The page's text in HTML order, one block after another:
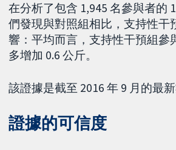
在分析了包含 1,945 名參與者的
們發現與對照組相比，支持性干
響：平均而言，支持性干預組參
多增加 0.6 公斤。
該證據是截至 2016 年 9 月的最新
證據的可信度